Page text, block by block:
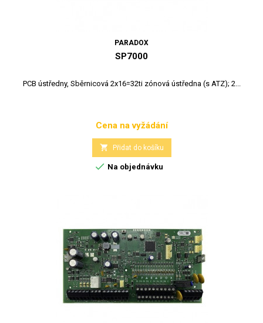
PARADOX
SP7000
PCB ústředny, Sběrnicová 2x16=32ti zónová ústředna (s ATZ); 2...
Cena
Cena na vyžádání
 Přidat do košíku
 Na objednávku